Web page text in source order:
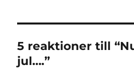
5 reaktioner till
jul….”